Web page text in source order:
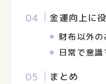
金運向上に
財布以外
日常で意
まとめ